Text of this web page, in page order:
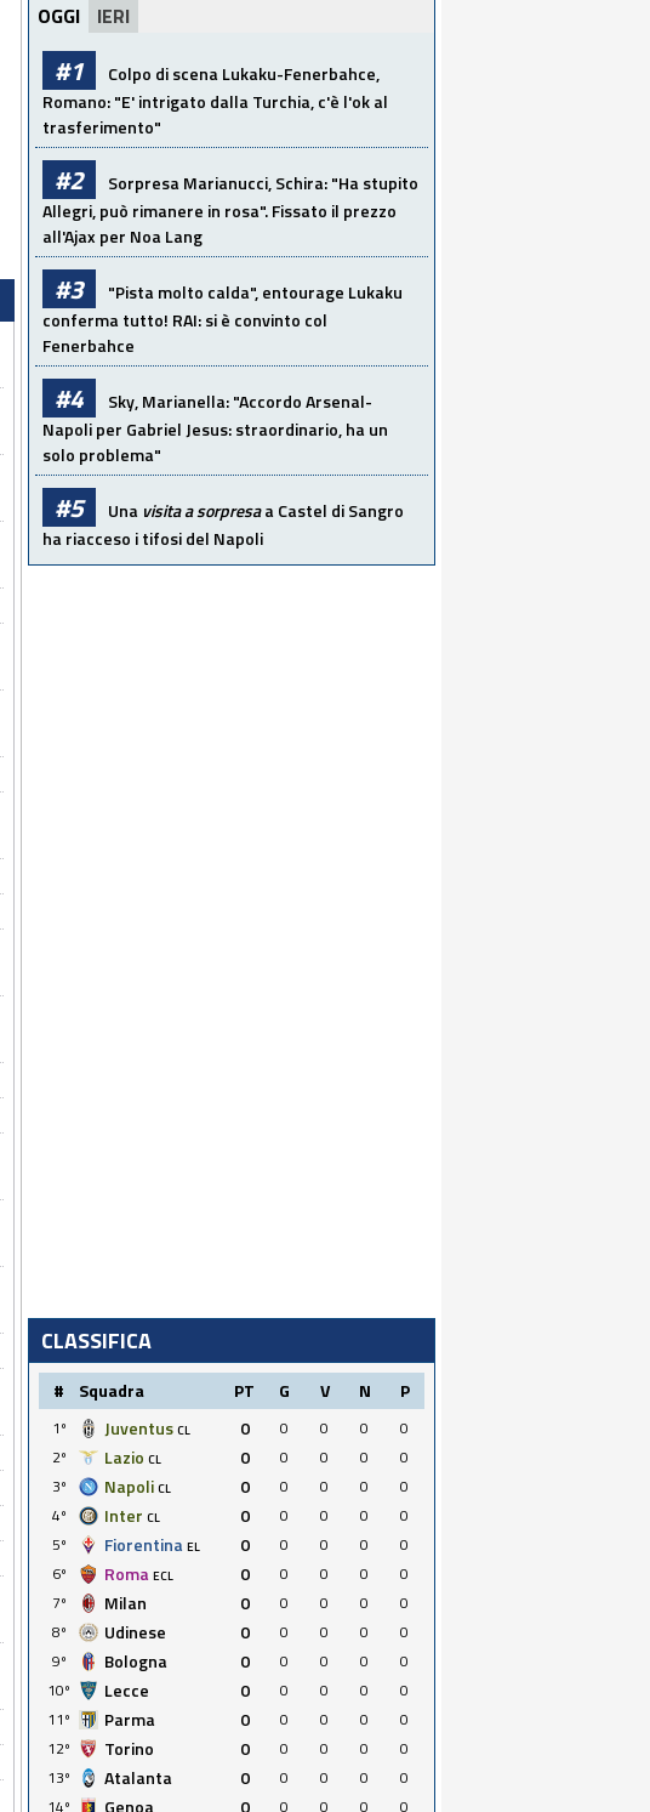
OGGI IERI
#1
Colpo di scena Lukaku-Fenerbahce,
Romano: "E' intrigato dalla Turchia, c'è l'ok al
trasferimento"
#2
Sorpresa Marianucci, Schira: "Ha stupito
Allegri, può rimanere in rosa". Fissato il prezzo
all'Ajax per Noa Lang
#3
"Pista molto calda", entourage Lukaku
conferma tutto! RAI: si è convinto col
Fenerbahce
#4
Sky, Marianella: "Accordo Arsenal-
Napoli per Gabriel Jesus: straordinario, ha un
solo problema"
#5 Una visita a sorpresaa Castel di Sangro
ha riacceso i tifosi del Napoli
CLASSIFICA
# Squadra PT G V N P
1º Juventus CL 0 0 0 0
0
2º
Lazio CL 0 0 0 0
0
3º
Napoli CL 0 0 0 0
0
4º
Inter CL 0 0 0 0
0
5º
Fiorentina EL 0 0 0 0
0
6º
Roma ECL 0 0 0 0
0
7º
Milan 0 0 0 0
0
8º
Udinese 0 0 0 0
0
9º
Bologna 0 0 0 0
0
10º
Lecce 0 0 0 0
0
11º
Parma 0 0 0 0
0
12º
Torino 0 0 0 0
0
13º
Atalanta 0 0 0 0
0
14º
Genoa 0 0 0 0 0